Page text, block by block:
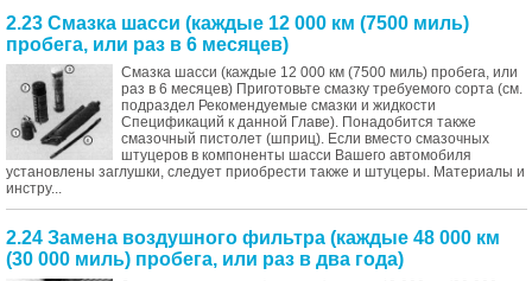
2.23 Смазка шасси (каждые 12 000 км (7500 миль)
пробега, или раз в 6 месяцев)
Смазка шасси (каждые 12 000 км (7500 миль) пробега, или
раз в 6 месяцев) Приготовьте смазку требуемого сорта (см.
подраздел Рекомендуемые смазки и жидкости
Спецификаций к данной Главе). Понадобится также
смазочный пистолет (шприц). Если вместо смазочных
штуцеров в компоненты шасси Вашего автомобиля
установлены заглушки, следует приобрести также и штуцеры. Материалы и
инстру...
2.24 Замена воздушного фильтра (каждые 48 000 км
(30 000 миль) пробега, или раз в два года)